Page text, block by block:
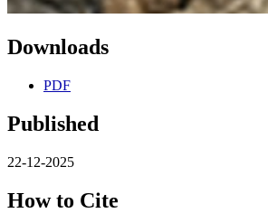
Downloads
PDF
Published
22-12-2025
How to Cite